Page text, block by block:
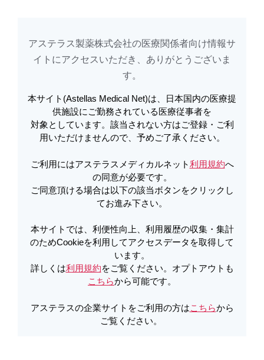
アステラスメディカルネットでは、利便性向上、利用履歴の収集・集計のた
Cookieを利用してアクセスデータを取得しています。詳しくは 利用規約
電子添文改訂のお知らせ | エベレン
ゾ錠20mg・50mg・100mg 効能効果
（2020年11月） | エベレンゾ
製品詳細
製品Q&A
アステラス製薬株式会社の医療関係者向け情報サ
イトに​アクセスいただき、ありがとうございま
す。​
本サイト(Astellas Medical Net)は、日本国内の医療提
供施設にご勤務されている医療従事者を
対象としています。該当されない方はご登録・ご利
用いただけませんので、予めご了承ください。
ご利用にはアステラスメディカルネット利用規約へ
の同意が必要です。
ご同意頂ける場合は以下の該当ボタンをクリックし
てお進み下さい。
本サイトでは、利便性向上、利用履歴の収集・集計
のためCookieを利用してアクセスデータを取得して
います。
詳しくは利用規約をご覧ください。オプトアウトも
こちらから可能です。
アステラスの企業サイトをご利用の方はこちらから
ご覧ください。